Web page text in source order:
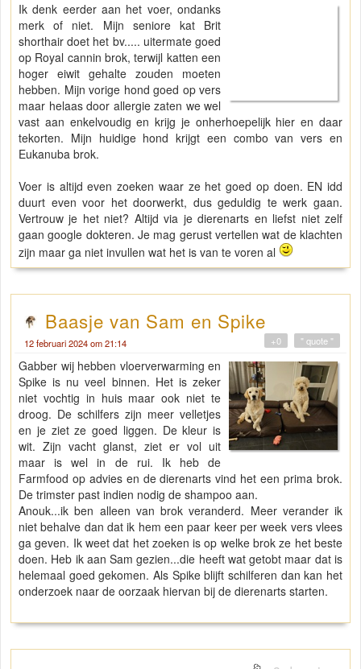
Ik denk eerder aan het voer, ondanks
merk of niet. Mijn seniore kat Brit
shorthair doet het bv..... uitermate goed
op Royal cannin brok, terwijl katten een
hoger eiwit gehalte zouden moeten
hebben. Mijn vorige hond goed op vers
maar helaas door allergie zaten we wel
vast aan enkelvoudig en krijg je onherhoepelijk hier en daar
tekorten. Mijn huidige hond krijgt een combo van vers en
Eukanuba brok.
Voer is altijd even zoeken waar ze het goed op doen. EN idd
duurt even voor het doorwerkt, dus geduldig te werk gaan.
Vertrouw je het niet? Altijd via je dierenarts en liefst niet zelf
gaan google dokteren. Je mag gerust vertellen wat de klachten
zijn maar ga niet invullen wat het is van te voren al
Baasje van Sam en Spike
12 februari 2024 om 21:14 " quote "
+0
Gabber wij hebben vloerverwarming en
Spike is nu veel binnen. Het is zeker
niet vochtig in huis maar ook niet te
droog. De schilfers zijn meer velletjes
en je ziet ze goed liggen. De kleur is
wit. Zijn vacht glanst, ziet er vol uit
maar is wel in de rui. Ik heb de
Farmfood op advies en de dierenarts vind het een prima brok.
De trimster past indien nodig de shampoo aan.
Anouk...ik ben alleen van brok veranderd. Meer verander ik
niet behalve dan dat ik hem een paar keer per week vers vlees
ga geven. Ik weet dat het zoeken is op welke brok ze het beste
doen. Heb ik aan Sam gezien...die heeft wat getobt maar dat is
helemaal goed gekomen. Als Spike blijft schilferen dan kan het
onderzoek naar de oorzaak hiervan bij de dierenarts starten.